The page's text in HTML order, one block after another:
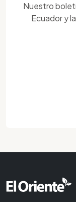
Nuestro
Ecuador y